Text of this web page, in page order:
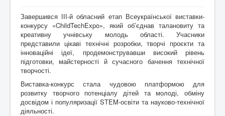
Завершився ІІІ-й обласний етап Всеукраїнської виставки-
конкурсу «ChildTechExpo», який об’єднав талановиту та
креативну учнівську молодь області. Учасники
представили цікаві технічні розробки, творчі проєкти та
інноваційні ідеї, продемонструвавши високий рівень
підготовки, майстерності й сучасного бачення технічної
творчості.
Виставка-конкурс стала чудовою платформою для
розвитку творчого потенціалу дітей та молоді, обміну
досвідом і популяризації STEM-освіти та науково-технічної
діяльності.